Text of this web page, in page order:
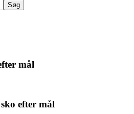
mål
efter mål